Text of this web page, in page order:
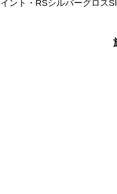
ント・RSシルバーグロス